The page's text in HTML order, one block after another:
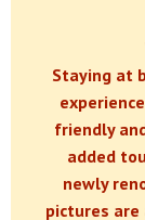
Staying at
friendly
added
newly
pictures are